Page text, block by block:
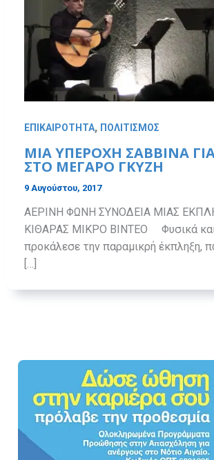
ΕΠΙΚΑΙΡΟΤΗΤΑ, ΠΟΛΙΤΙΣΜΟΣ
ΜΙΑ ΥΠΕΡΟΧΗ ΣΑΒΒΙΝΑ
ΣΤΟ ΜΕΓΑΡΟ ΓΚΥΖΗ
9 Αυγούστου, 2017
ΑΕΡΙΝΗ ΦΩΝΗ ΣΥΝΟΔΕΙΑ ΜΙΑΣ
ΚΙΘΑΡΑΣ ΜΙΚΡΟ ΒΙΝΤΕΟ Φυσικά
προκάλεσε την παραμικρή έκπληξη,
[…]